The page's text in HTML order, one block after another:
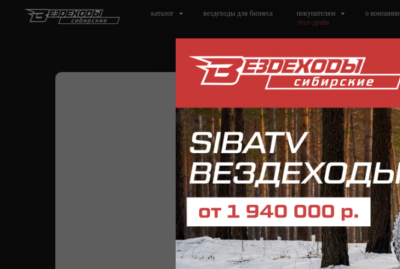
каталог вездеходы для бизнеса покупателям о компании
тест-драйв